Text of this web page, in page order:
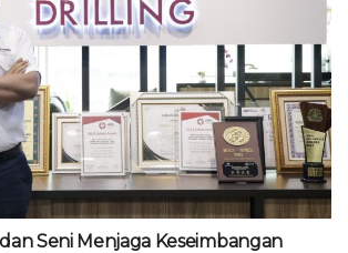
Seni Menjaga Keseimbangan